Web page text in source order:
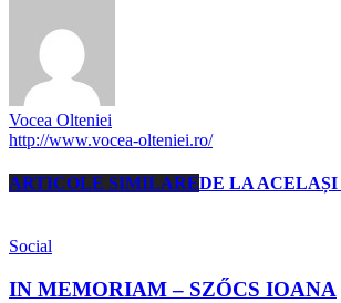
Vocea Olteniei
http://www.vocea-olteniei.ro/
ARTICOLE SIMILAREDE LA ACELAȘI
Social
IN MEMORIAM – SZŐCS IOANA